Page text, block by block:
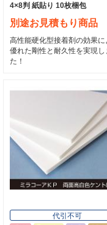
4×8判 紙貼り 10枚梱包
別途お見積もり商品
高性能硬化型接着剤の効果に
優れた剛性と耐久性を実現し
た！
代引不可